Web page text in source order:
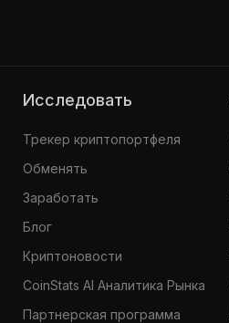
Исследовать
Трекер криптопортфеля
Обменять
Заработать
Блог
Криптоновости
CoinStats AI Аналитика Рынка
Партнерская программа